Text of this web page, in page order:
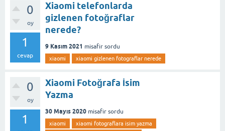
0
oy
1
cevap
Xiaomi telefonlarda
gizlenen fotoğraflar
nerede?
9 Kasım 2021 misafir sordu
xiaomi xiaomi gizlenen fotograflar nerede
0
oy
1
Xiaomi Fotoğrafa İsim
Yazma
30 Mayıs 2020 misafir sordu
xiaomi
xiaomi fotograflara isim yazma